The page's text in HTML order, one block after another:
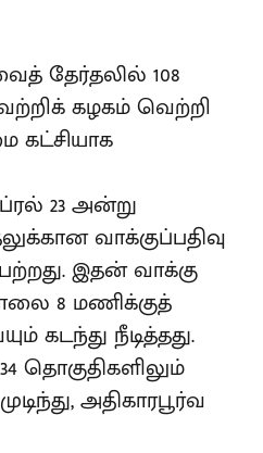
தேர்தலில் 108
கழகம் வெற்றி
கட்சியாக
23 அன்று
வாக்குப்பதிவு
இதன் வாக்கு
8 மணிக்குத்
கடந்து நீடித்தது.
தொகுதிகளிலும்
அதிகாரபூர்வ